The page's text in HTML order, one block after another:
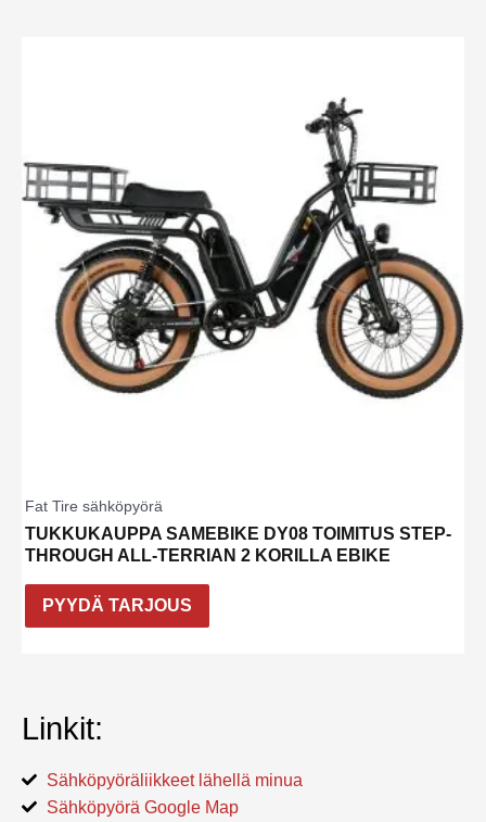
Fat Tire sähköpyörä
TUKKUKAUPPA SAMEBIKE DY08 TOIMITUS STEP-
THROUGH ALL-TERRIAN 2 KORILLA EBIKE
PYYDÄ TARJOUS
Linkit:
Sähköpyöräliikkeet lähellä minua
Sähköpyörä Google Map